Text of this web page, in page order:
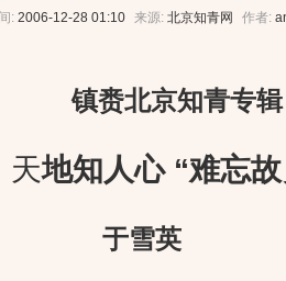
: 2006-12-28 01:10 来源: 北京知青网 作者:
知青专辑
天地知人心 “难忘
英